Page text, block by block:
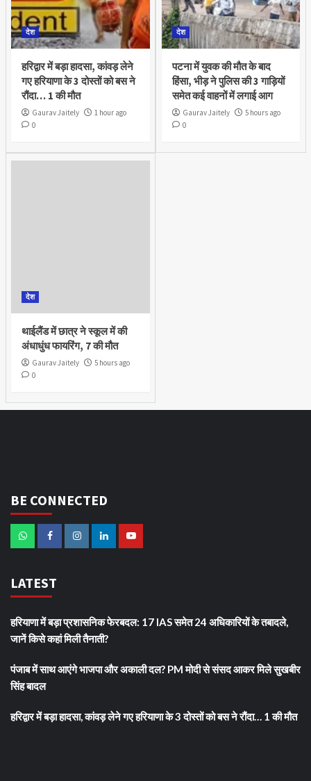
देश
हरिद्वार में बड़ा हादसा, कांवड़ लेने
गए हरियाणा के 3 दोस्तों को बस ने
रौंदा… 1 की मौत
Gaurav Jaitely
1 hour ago
0
देश
पटना में युवक की मौत के बाद
हिंसा, भीड़ ने पुलिस की 3 गाड़ियों
समेत कई वाहनों में लगाई आग
Gaurav Jaitely
5 hours ago
0
देश
थाईलैंड में छात्र ने स्कूल में की
अंधाधुंध फायरिंग, 7 की मौत
Gaurav Jaitely
5 hours ago
0
BE CONNECTED
LATEST
हरियाणा में बड़ा प्रशासनिक फेरबदल: 17 IAS समेत 24 अधिकारियों के तबादले,
जानें किसे कहां मिली तैनाती?
पंजाब में साथ आएंगे भाजपा और अकाली दल? PM मोदी से संसद आकर मिले सुखबीर
सिंह बादल
हरिद्वार में बड़ा हादसा, कांवड़ लेने गए हरियाणा के 3 दोस्तों को बस ने रौंदा… 1 की मौत